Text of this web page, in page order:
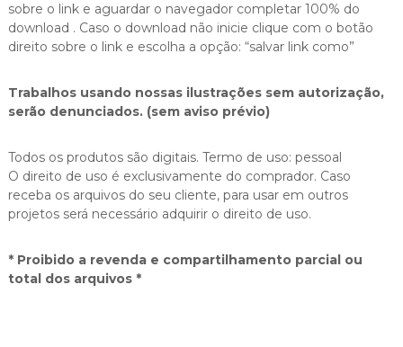
sobre o link e aguardar o navegador completar 100% do
download . Caso o download não inicie clique com o botão
direito sobre o link e escolha a opção: “salvar link como”
Trabalhos usando nossas ilustrações sem autorização,
serão denunciados. (sem aviso prévio)
Todos os produtos são digitais. Termo de uso: pessoal
O direito de uso é exclusivamente do comprador. Caso
receba os arquivos do seu cliente, para usar em outros
projetos será necessário adquirir o direito de uso.
* Proibido a revenda e compartilhamento parcial ou
total dos arquivos *